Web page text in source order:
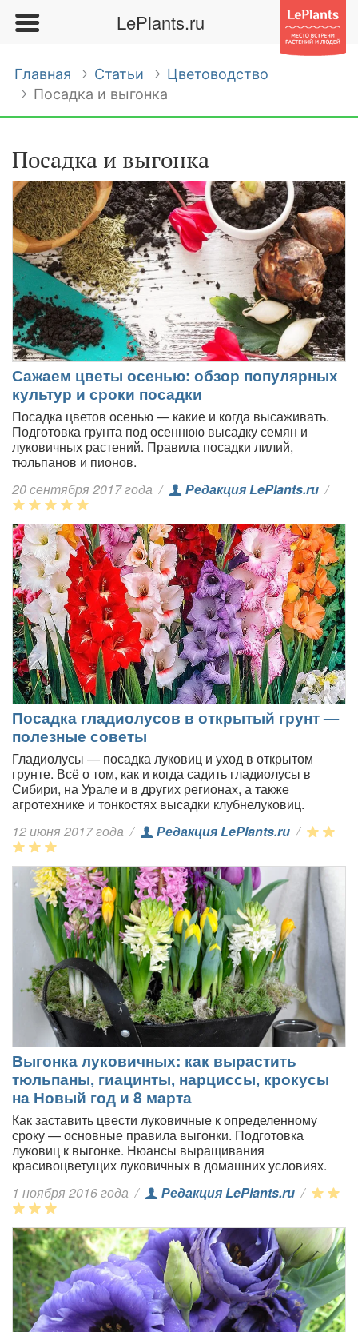
LePlants.ru
Главная Статьи
Цветоводство
Посадка и выгонка
Посадка и выгонка
Сажаем цветы осенью: обзор популярных
культур и сроки посадки
Посадка цветов осенью — какие и когда высаживать.
Подготовка грунта под осеннюю высадку семян и
луковичных растений. Правила посадки лилий,
тюльпанов и пионов.
20 сентября 2017 года / Редакция LePlants.ru /
Посадка гладиолусов в открытый грунт —
полезные советы
Гладиолусы — посадка луковиц и уход в открытом
грунте. Всё о том, как и когда садить гладиолусы в
Сибири, на Урале и в других регионах, а также
агротехнике и тонкостях высадки клубнелуковиц.
12 июня 2017 года / Редакция LePlants.ru /
Выгонка луковичных: как вырастить
тюльпаны, гиацинты, нарциссы, крокусы
на Новый год и 8 марта
Как заставить цвести луковичные к определенному
сроку — основные правила выгонки. Подготовка
луковиц к выгонке. Нюансы выращивания
красивоцветущих луковичных в домашних условиях.
1 ноября 2016 года / Редакция LePlants.ru /